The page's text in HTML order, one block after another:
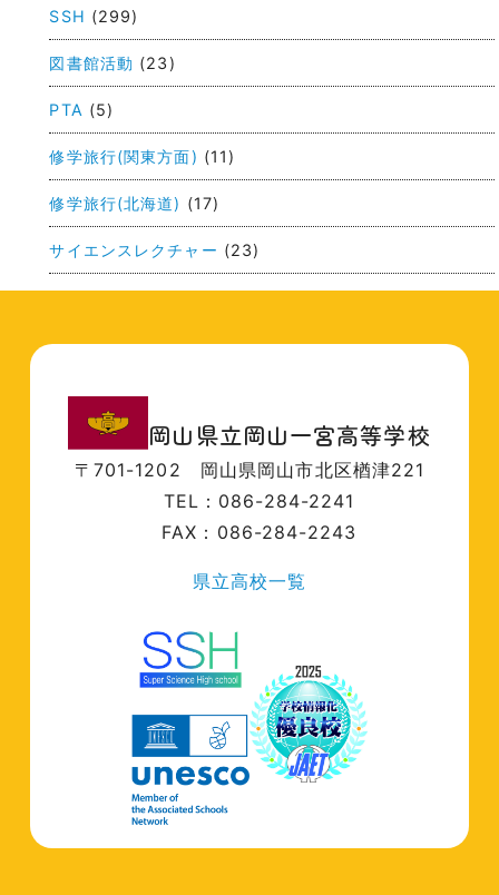
ョ
ン
SSH (299)
図書館活動 (23)
PTA (5)
修学旅行(関東方面) (11)
修学旅行(北海道) (17)
サイエンスレクチャー (23)
岡山県立岡山一宮高等学校
〒701-1202 岡山県岡山市北区楢津221
TEL：086-284-2241
FAX：086-284-2243
県立高校一覧